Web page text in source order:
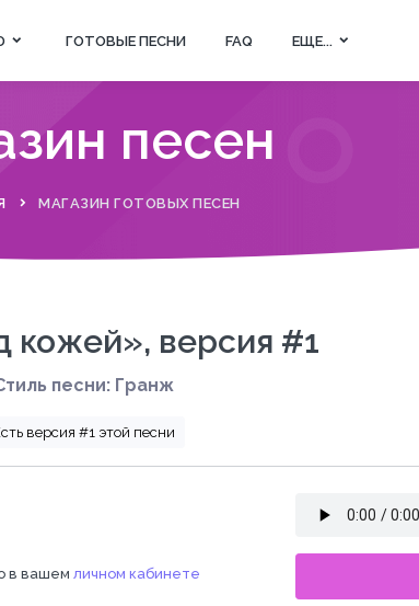
ГОТОВЫЕ ПЕСНИ FAQ ЕЩЕ...
песен
МАГАЗИН ГОТОВЫХ ПЕСЕН
кожей», версия #1
песни: Гранж
версия #1 этой песни
в вашем личном кабинете